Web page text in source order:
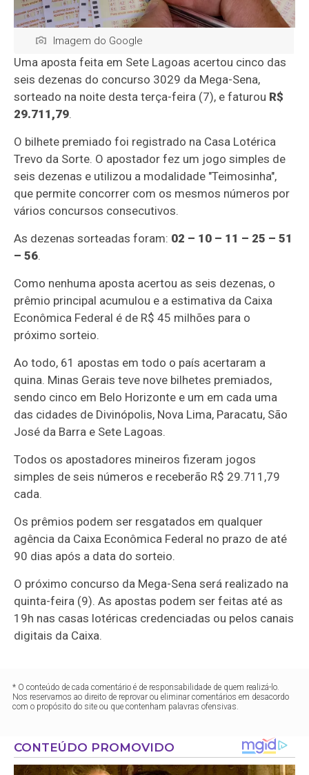
Imagem do Google
Uma aposta feita em Sete Lagoas acertou cinco das
seis dezenas do concurso 3029 da Mega-Sena,
sorteado na noite desta terça-feira (7), e faturou R$
29.711,79.
O bilhete premiado foi registrado na Casa Lotérica
Trevo da Sorte. O apostador fez um jogo simples de
seis dezenas e utilizou a modalidade "Teimosinha",
que permite concorrer com os mesmos números por
vários concursos consecutivos.
As dezenas sorteadas foram: 02 – 10 – 11 – 25 – 51
– 56.
Como nenhuma aposta acertou as seis dezenas, o
prêmio principal acumulou e a estimativa da Caixa
Econômica Federal é de R$ 45 milhões para o
próximo sorteio.
Ao todo, 61 apostas em todo o país acertaram a
quina. Minas Gerais teve nove bilhetes premiados,
sendo cinco em Belo Horizonte e um em cada uma
das cidades de Divinópolis, Nova Lima, Paracatu, São
José da Barra e Sete Lagoas.
Todos os apostadores mineiros fizeram jogos
simples de seis números e receberão R$ 29.711,79
cada.
Os prêmios podem ser resgatados em qualquer
agência da Caixa Econômica Federal no prazo de até
90 dias após a data do sorteio.
O próximo concurso da Mega-Sena será realizado na
quinta-feira (9). As apostas podem ser feitas até as
19h nas casas lotéricas credenciadas ou pelos canais
digitais da Caixa.
* O conteúdo de cada comentário é de responsabilidade de quem realizá-lo.
Nos reservamos ao direito de reprovar ou eliminar comentários em desacordo
com o propósito do site ou que contenham palavras ofensivas.